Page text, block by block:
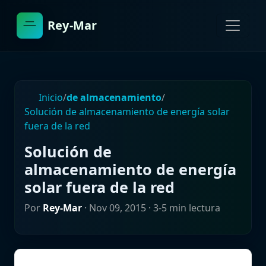
Rey-Mar
Inicio/de almacenamiento/
Solución de almacenamiento de energía solar
fuera de la red
Solución de
almacenamiento de energía
solar fuera de la red
Por Rey-Mar · Nov 09, 2015 · 3-5 min lectura